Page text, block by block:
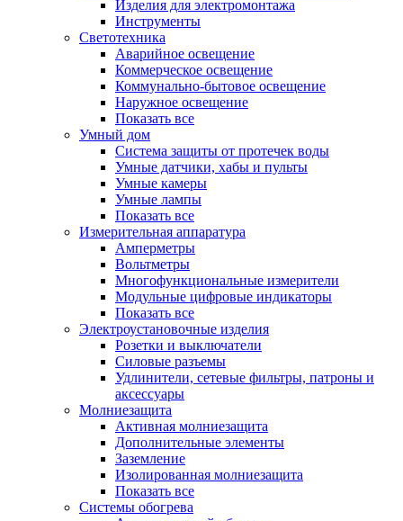
Изделия для электромонтажа
Инструменты
Светотехника
Аварийное освещение
Коммерческое освещение
Коммунально-бытовое освещение
Наружное освещение
Показать все
Умный дом
Система защиты от протечек воды
Умные датчики, хабы и пульты
Умные камеры
Умные лампы
Показать все
Измерительная аппаратура
Амперметры
Вольтметры
Многофункциональные измерители
Модульные цифровые индикаторы
Показать все
Электроустановочные изделия
Розетки и выключатели
Силовые разъемы
Удлинители, сетевые фильтры, патроны и
аксессуары
Молниезащита
Активная молниезащита
Дополнительные элементы
Заземление
Изолированная молниезащита
Показать все
Системы обогрева